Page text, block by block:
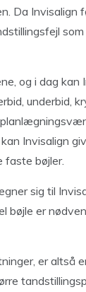
Da Invisalign
som
og i dag
underbid,
Invisalign
faste bøjler.
sig til
bøjle er
er altså